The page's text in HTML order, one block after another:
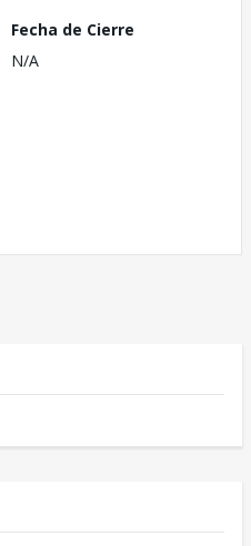
Fecha de Cierre
N/A